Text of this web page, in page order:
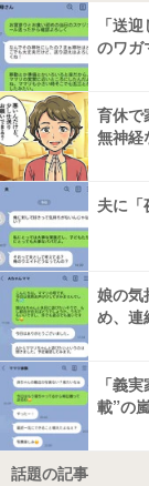
「送
のワガ
育休で
無神経
夫に「
娘の気
め、連
「義
載”の
話題の記事